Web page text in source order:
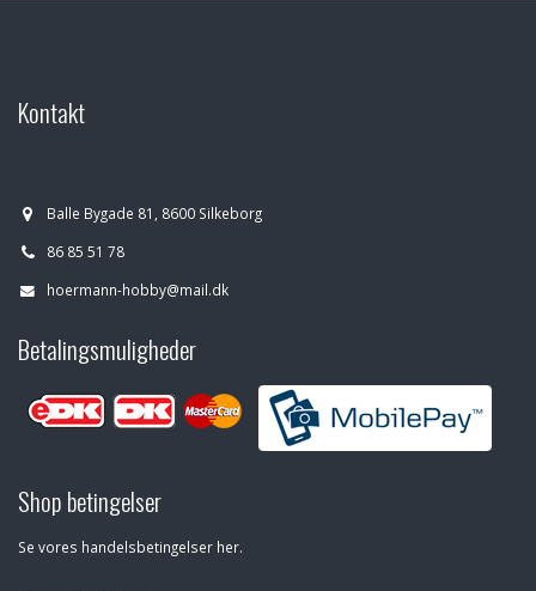
Kontakt
Balle Bygade 81, 8600 Silkeborg
86 85 51 78
hoermann-hobby@mail.dk
Betalingsmuligheder
Shop betingelser
Se vores handelsbetingelser her.